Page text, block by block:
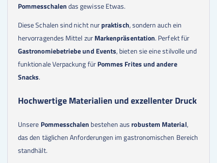
Pommesschalendas gewisse Etwas.
Diese Schalen sind nicht nurpraktisch, sondern auch ein
hervorragendes Mittel zurMarkenpräsentation. Perfekt für
Gastronomiebetriebe und Events, bieten sie eine stilvolle und
funktionale Verpackung fürPommes Frites und andere
Snacks.
Hochwertige Materialien und exzellenter Druck
Unsere Pommesschalen bestehen ausrobustem Material,
das den täglichen Anforderungen im gastronomischen Bereich
standhält.